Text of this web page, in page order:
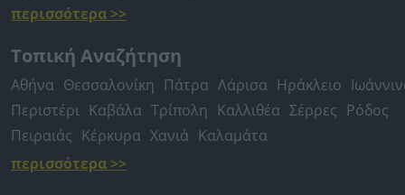
περισσότερα >>
Τοπική Αναζήτηση
Αθήνα Θεσσαλονίκη Πάτρα Λάρισα Ηράκλειο
Περιστέρι Καβάλα Τρίπολη Καλλιθέα Σέρρες Ρόδος
Πειραιάς Κέρκυρα Χανιά Καλαμάτα
περισσότερα >>